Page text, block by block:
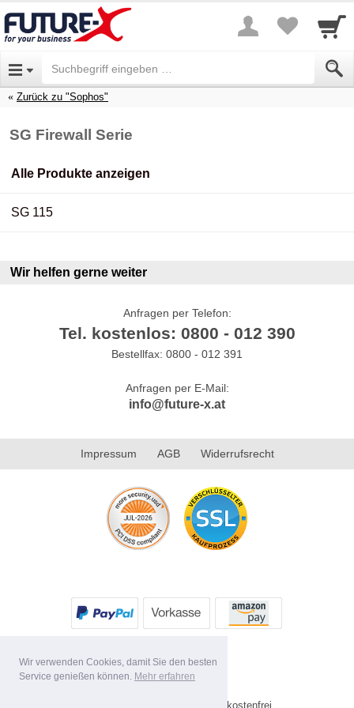
Wir verwenden Cookies, damit Sie den besten
Service genießen können. Mehr erfahren
Zurück zu "Sophos"
SG Firewall Serie
Alle Produkte anzeigen
SG 115
Wir helfen gerne weiter
Anfragen per Telefon:
Tel. kostenlos: 0800 - 012 390
Bestellfax: 0800 - 012 391
Anfragen per E-Mail:
info@future-x.at
Impressum AGB Widerrufsrecht
Alle Preise inkl. MwSt. Versandkostenfrei